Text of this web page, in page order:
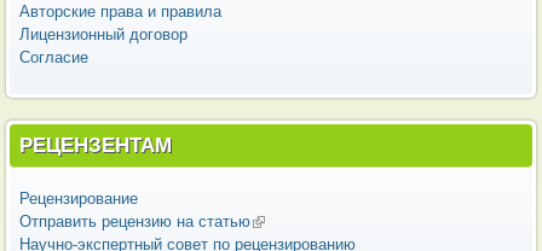
Авторские права и правила
Лицензионный договор
Согласие
РЕЦЕНЗЕНТАМ
Рецензирование
Отправить рецензию на статью(внешняя ссылка)
Научно-экспертный совет по рецензированию